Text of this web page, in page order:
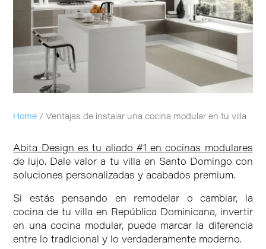
Home / Ventajas de instalar una cocina modular en tu villa
Abita Design es tu aliado #1 en cocinas modulares
de lujo. Dale valor a tu villa en Santo Domingo con
soluciones personalizadas y acabados premium.
Si estás pensando en remodelar o cambiar, la
cocina de tu villa en República Dominicana, invertir
en una cocina modular, puede marcar la diferencia
entre lo tradicional y lo verdaderamente moderno.